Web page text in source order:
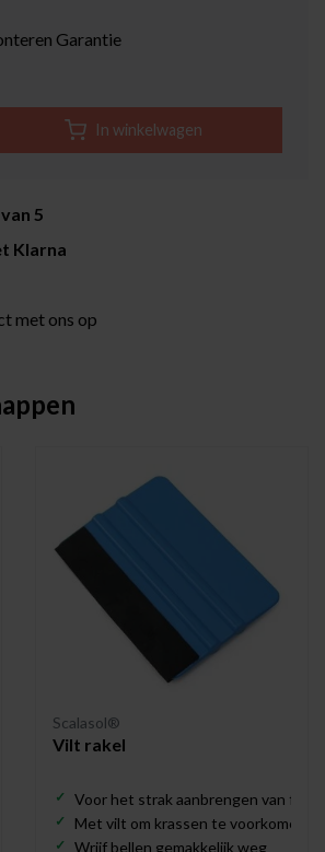
Garantie
In winkelwagen
5
Klarna
met ons op
van botte mesjes
Scalasol®
Vilt rakel
Voor het strak aanbrengen van folie
Met vilt om krassen te voorkomen
Wrijf bellen gemakkelijk weg